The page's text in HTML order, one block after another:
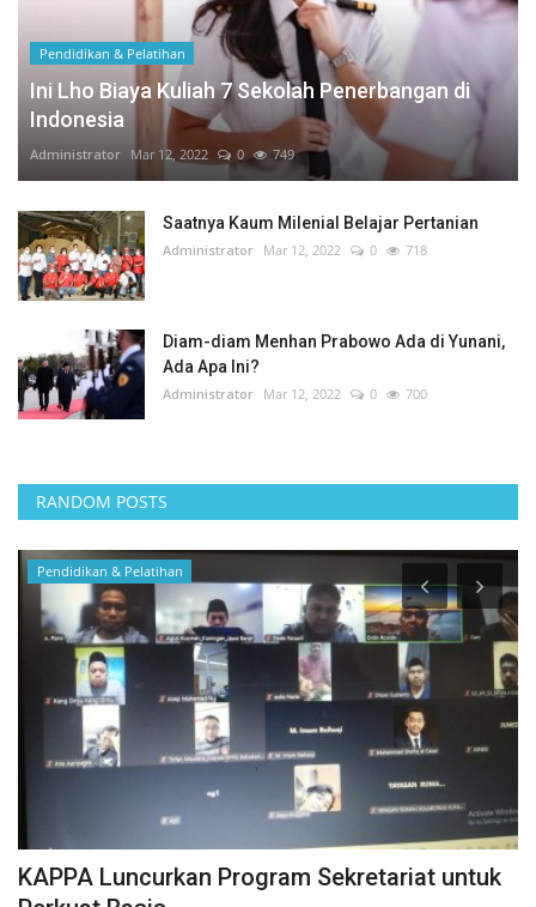
Pendidikan & Pelatihan
Ini Lho Biaya Kuliah 7 Sekolah Penerbangan di
Indonesia
Administrator Mar 12, 2022 0 749
Saatnya Kaum Milenial Belajar Pertanian
Administrator Mar 12, 2022 0 718
Diam-diam Menhan Prabowo Ada di Yunani,
Ada Apa Ini?
Administrator Mar 12, 2022 0 700
RANDOM POSTS
Politik
Riwayat Dibalik Dukungan Anies Baswedan ke